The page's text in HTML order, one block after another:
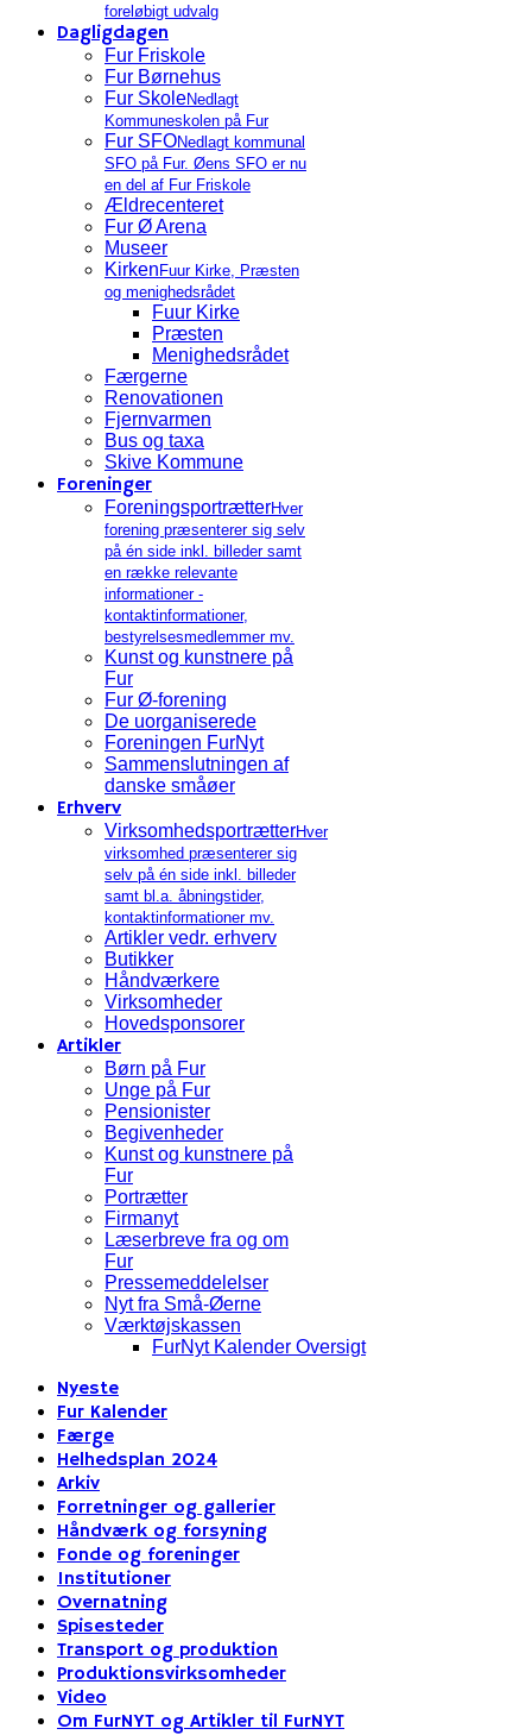
foreløbigt udvalg
Dagligdagen
Fur Friskole
Fur Børnehus
Fur SkoleNedlagt
Kommuneskolen på Fur
Fur SFONedlagt kommunal
SFO på Fur. Øens SFO er nu
en del af Fur Friskole
Ældrecenteret
Fur Ø Arena
Museer
Kirken Fuur Kirke, Præsten
og menighedsrådet
Fuur Kirke
Præsten
Menighedsrådet
Færgerne
Renovationen
Fjernvarmen
Bus og taxa
Skive Kommune
Foreninger
ForeningsportrætterHver
forening præsenterer sig selv
på én side inkl. billeder samt
en række relevante
informationer -
kontaktinformationer,
bestyrelsesmedlemmer mv.
Kunst og kunstnere på
Fur
Fur Ø-forening
De uorganiserede
Foreningen FurNyt
Sammenslutningen af
danske småøer
Erhverv
VirksomhedsportrætterHver
virksomhed præsenterer sig
selv på én side inkl. billeder
samt bl.a. åbningstider,
kontaktinformationer mv.
Artikler vedr. erhverv
Butikker
Håndværkere
Virksomheder
Hovedsponsorer
Artikler
Børn på Fur
Unge på Fur
Pensionister
Begivenheder
Kunst og kunstnere på
Fur
Portrætter
Firmanyt
Læserbreve fra og om
Fur
Pressemeddelelser
Nyt fra Små-Øerne
Værktøjskassen
FurNyt Kalender Oversigt
Nyeste
Fur Kalender
Færge
Helhedsplan 2024
Arkiv
Forretninger og gallerier
Håndværk og forsyning
Fonde og foreninger
Institutioner
Overnatning
Spisesteder
Transport og produktion
Produktionsvirksomheder
Video
Om FurNYT og Artikler til FurNYT